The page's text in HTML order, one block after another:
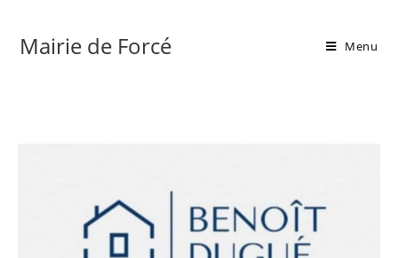
Mairie de Forcé Menu